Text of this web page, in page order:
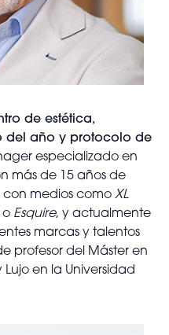
de estética,
del año y protocolo de
especializado en
más de 15 años de
medios como XL
o Esquire, y actualmente
marcas y talentos
profesor del Máster en
en la Universidad